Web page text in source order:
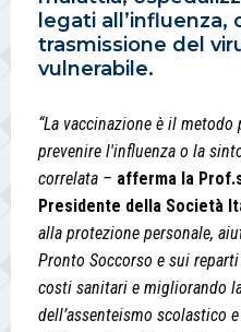
legati
trasmissione del
vulnerabile.
“La vaccinazione è il
prevenire l'influenza o la
correlata – afferma la
Presidente della Società
alla protezione personale,
Pronto Soccorso e sui
costi sanitari e migliorando
dell’assenteismo scolastico